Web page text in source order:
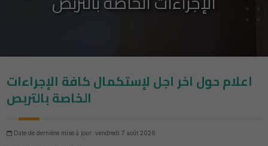
اعلام حول اخر اجل لإستكمال كافة الإجراءات
الخاصة بالتربص
Date de dernière mise à jour: vendredi 7 août 2026